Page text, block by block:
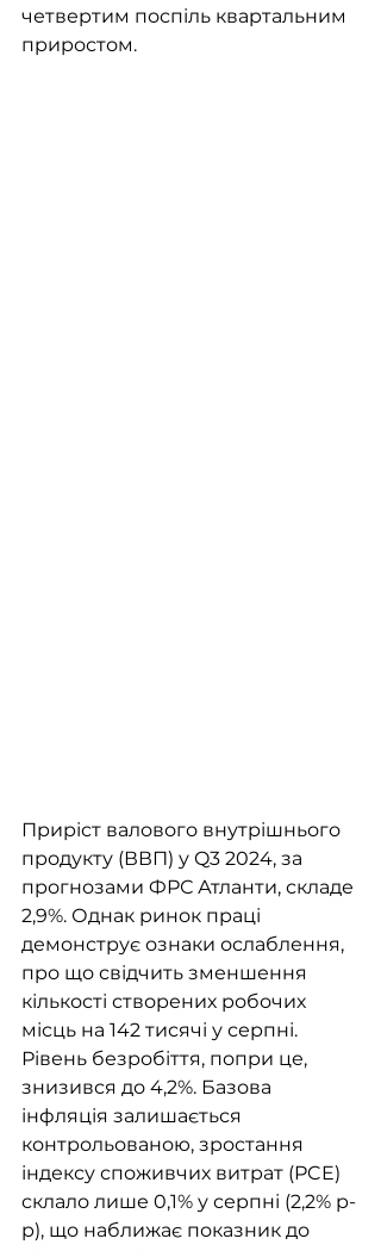
четвертим поспіль квартальним
приростом.
Приріст валового внутрішнього
продукту (ВВП) у Q3 2024, за
прогнозами ФРС Атланти, складе
2,9%. Однак ринок праці
демонструє ознаки ослаблення,
про що свідчить зменшення
кількості створених робочих
місць на 142 тисячі у серпні.
Рівень безробіття, попри це,
знизився до 4,2%. Базова
інфляція залишається
контрольованою, зростання
індексу споживчих витрат (PCE)
склало лише 0,1% у серпні (2,2% р-
р), що наближає показник до